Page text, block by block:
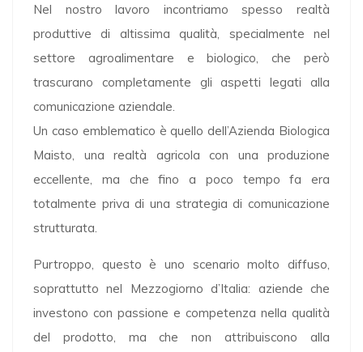
Nel nostro lavoro incontriamo spesso realtà
produttive di altissima qualità, specialmente nel
settore agroalimentare e biologico, che però
trascurano completamente gli aspetti legati alla
comunicazione aziendale.
Un caso emblematico è quello dell’Azienda Biologica
Maisto, una realtà agricola con una produzione
eccellente, ma che fino a poco tempo fa era
totalmente priva di una strategia di comunicazione
strutturata.
Purtroppo, questo è uno scenario molto diffuso,
soprattutto nel Mezzogiorno d’Italia: aziende che
investono con passione e competenza nella qualità
del prodotto, ma che non attribuiscono alla